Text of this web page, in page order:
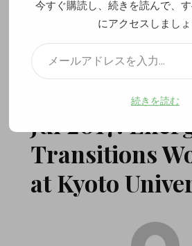
ホーム
研究活動
Jul 2017:
Transitions
at Kyoto
今すぐ購読し、続きを読んで、
にアクセスしましょ
メールアドレスを入力...
続きを読む